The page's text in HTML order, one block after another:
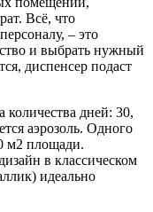
Всё, что
– это
и выбрать нужный
диспенсер подаст
количества дней: 30,
аэрозоль. Одного
м2 площади.
в классическом
идеально